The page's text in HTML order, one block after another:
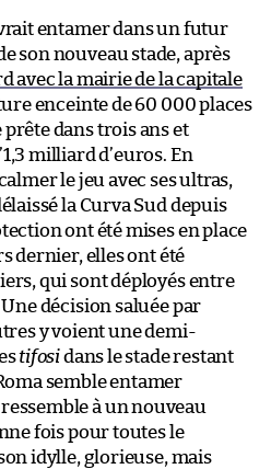
entamer dans un futur
son nouveau stade, après
avec la mairie de la capitale
enceinte de 60 000 places
dans trois ans et
milliard d’euros. En
le jeu avec ses ultras,
la Curva Sud depuis
ont été mises en place
dernier, elles ont été
qui sont déployés entre
décision saluée par
y voient une demi-
tifosidans le stade restant
semble entamer
à un nouveau
fois pour toutes le
idylle, glorieuse, mais